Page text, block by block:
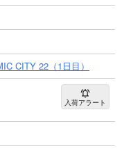
CITY 22（1日目）
入荷アラート